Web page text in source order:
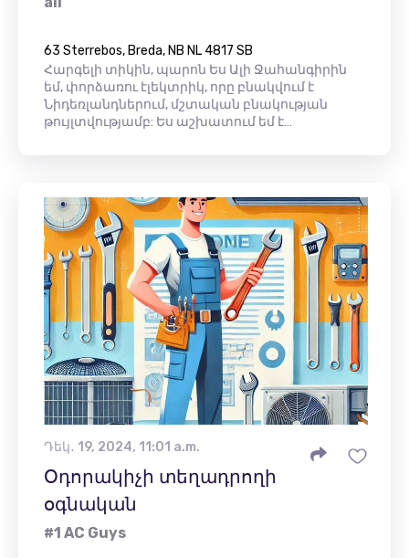
63 Sterrebos, Breda, NB NL 4817 SB
Հարգելի տիկին, պարոն Ես Ալի Ջահանգիրին
եմ, փորձառու էլեկտրիկ, որը բնակվում է
Նիդեռլանդներում, մշտական ​​բնակության
թույլտվությամբ: Ես աշխատում եմ է…
Դեկ․ 19, 2024, 11:01 a.m.
Օդորակիչի տեղադրողի
օգնական
#1 AC Guys